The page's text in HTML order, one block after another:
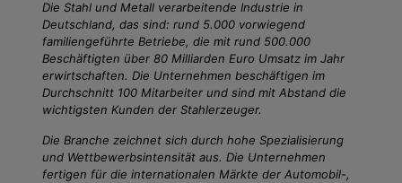
Die Stahl und Metall verarbeitende Industrie in
Deutschland, das sind: rund 5.000 vorwiegend
familiengeführte Betriebe, die mit rund 500.000
Beschäftigten über 80 Milliarden Euro Umsatz im Jahr
erwirtschaften. Die Unternehmen beschäftigen im
Durchschnitt 100 Mitarbeiter und sind mit Abstand die
wichtigsten Kunden der Stahlerzeuger.
Die Branche zeichnet sich durch hohe Spezialisierung
und Wettbewerbsintensität aus. Die Unternehmen
fertigen für die internationalen Märkte der Automobil-,